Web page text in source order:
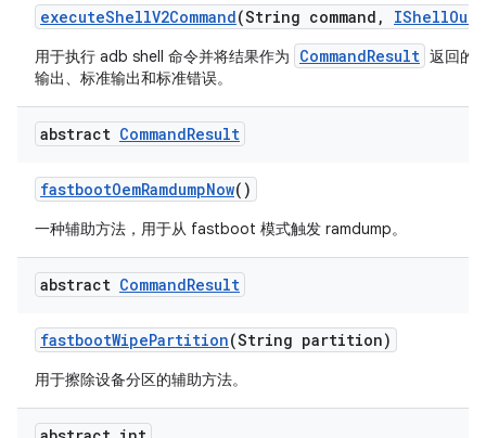
executeShellV2Command(String command , IShell
用于执行 adb shell 命令并将结果作为 CommandResult 返回的
输出、标准输出和标准错误。
abstract CommandResult
fastbootOemRamdumpNow()
一种辅助方法，用于从 fastboot 模式触发 ramdump。
abstract CommandResult
fastbootWipePartition(String partition)
用于擦除设备分区的辅助方法。